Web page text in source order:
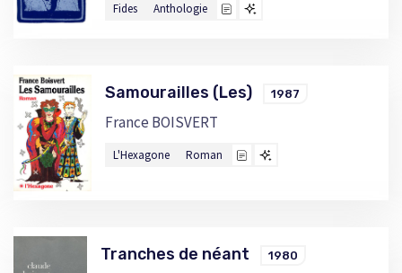
Fides Anthologie
Samourailles (Les) 1987
France BOISVERT
L'Hexagone Roman
Tranches de néant 1980